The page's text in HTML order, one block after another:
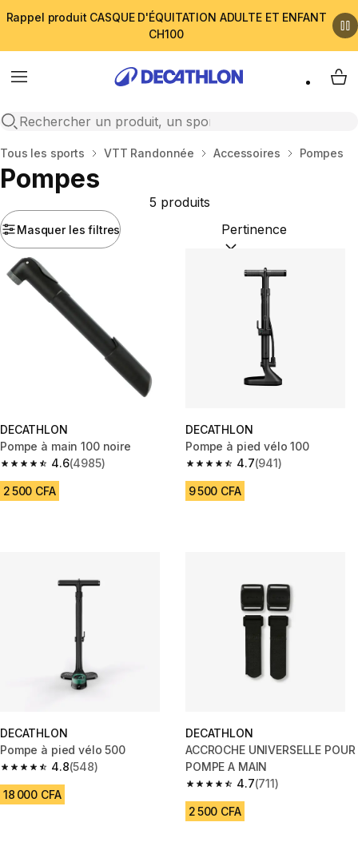
Rappel produit CASQUE D'ÉQUITATION ADULTE ET ENFANT
CH100
Menu
Open search
My
Accueil
Tous les sports VTT Randonnée Accessoires Pompes
Pompes
Masquer les filtres
5 produits
Trier par :(optional)
DECATHLON
Pompe à main 100 noire
4.6
4.6 out of 5 stars from 4985 reviews
(4985)
2 500 CFA
DECATHLON
Pompe à pied vélo 100
4.7
4.7 out of 5 stars from 941
(941)
9 500 CFA
DECATHLON
Pompe à pied vélo 500
4.8
4.8 out of 5 stars from 548 reviews
(548)
18 000 CFA
DECATHLON
ACCROCHE UNIVERSELLE POUR
POMPE A MAIN
4.7
4.7 out of 5 stars from 711
(711)
2 500 CFA